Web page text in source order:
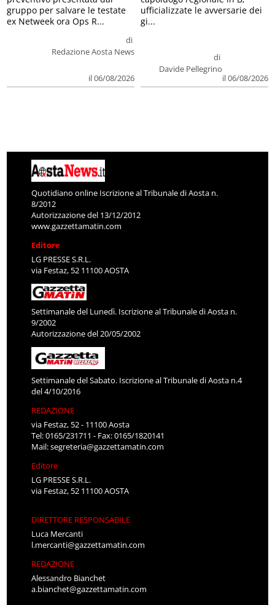
di
Redazione Aosta News
il 06/08/2026
gruppo per salvare le testate
ex Netweek ora Ops R...
di
Davide Pellegrino
il 06/08/2026
ufficializzate le avversarie dei
gi...
Quotidiano online Iscrizione al Tribunale di Aosta n.
8/2012
Autorizzazione del 13/12/2012
www.gazzettamatin.com
Editore
LG PRESSE S.R.L.
via Festaz, 52 11100 AOSTA
Settimanale del Lunedì. Iscrizione al Tribunale di Aosta n.
9/2002
Autorizzazione del 20/05/2002
Settimanale del Sabato. Iscrizione al Tribunale di Aosta n.4
del 4/10/2016
REDAZIONE
via Festaz, 52 - 11100 Aosta
Tel: 0165/231711 - Fax: 0165/1820141
Mail:segreteria@gazzettamatin.com
Editore
LG PRESSE S.R.L.
via Festaz, 52 11100 AOSTA
DIRETTORE RESPONSABILE
Luca Mercanti
l.mercanti@gazzettamatin.com
REDAZIONE
Alessandro Bianchet
a.bianchet@gazzettamatin.com